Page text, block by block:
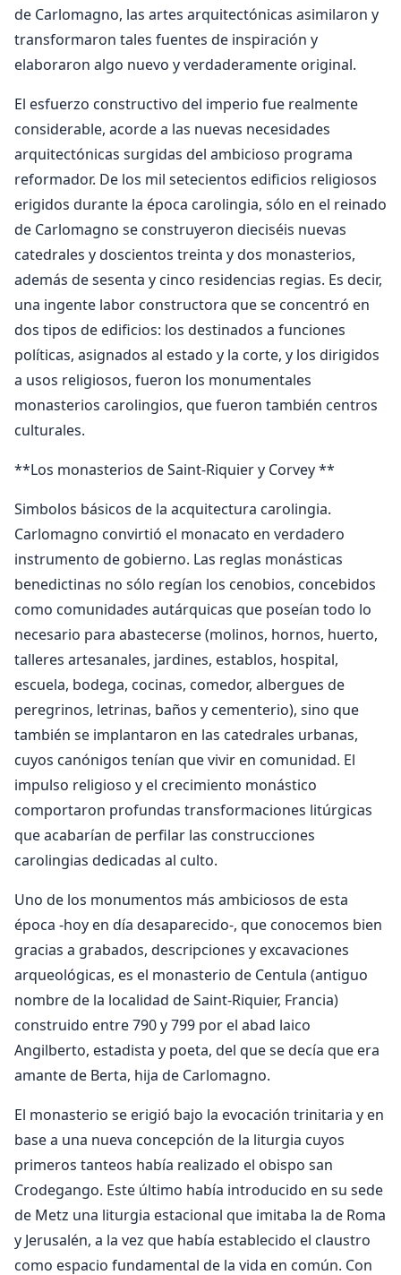
de Carlomagno, las artes arquitectónicas asimilaron y
transformaron tales fuentes de inspiración y
elaboraron algo nuevo y verdaderamente original.
El esfuerzo constructivo del imperio fue realmente
considerable, acorde a las nuevas necesidades
arquitectónicas surgidas del ambicioso programa
reformador. De los mil setecientos edificios religiosos
erigidos durante la época carolingia, sólo en el reinado
de Carlomagno se construyeron dieciséis nuevas
catedrales y doscientos treinta y dos monasterios,
además de sesenta y cinco residencias regias. Es decir,
una ingente labor constructora que se concentró en
dos tipos de edificios: los destinados a funciones
políticas, asignados al estado y la corte, y los dirigidos
a usos religiosos, fueron los monumentales
monasterios carolingios, que fueron también centros
culturales.
**Los monasterios de Saint-Riquier y Corvey **
Simbolos básicos de la acquitectura carolingia.
Carlomagno convirtió el monacato en verdadero
instrumento de gobierno. Las reglas monásticas
benedictinas no sólo regían los cenobios, concebidos
como comunidades autárquicas que poseían todo lo
necesario para abastecerse (molinos, hornos, huerto,
talleres artesanales, jardines, establos, hospital,
escuela, bodega, cocinas, comedor, albergues de
peregrinos, letrinas, baños y cementerio), sino que
también se implantaron en las catedrales urbanas,
cuyos canónigos tenían que vivir en comunidad. El
impulso religioso y el crecimiento monástico
comportaron profundas transformaciones litúrgicas
que acabarían de perfilar las construcciones
carolingias dedicadas al culto.
Uno de los monumentos más ambiciosos de esta
época -hoy en día desaparecido-, que conocemos bien
gracias a grabados, descripciones y excavaciones
arqueológicas, es el monasterio de Centula (antiguo
nombre de la localidad de Saint-Riquier, Francia)
construido entre 790 y 799 por el abad laico
Angilberto, estadista y poeta, del que se decía que era
amante de Berta, hija de Carlomagno.
El monasterio se erigió bajo la evocación trinitaria y en
base a una nueva concepción de la liturgia cuyos
primeros tanteos había realizado el obispo san
Crodegango. Este último había introducido en su sede
de Metz una liturgia estacional que imitaba la de Roma
y Jerusalén, a la vez que había establecido el claustro
como espacio fundamental de la vida en común. Con